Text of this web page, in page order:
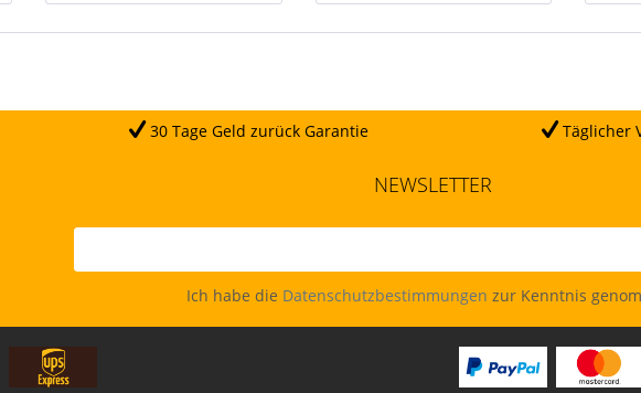
30 Tage Geld zurück Garantie Täglicher
NEWSLETTER
Ich habe die Datenschutzbestimmungen zur Kenntnis